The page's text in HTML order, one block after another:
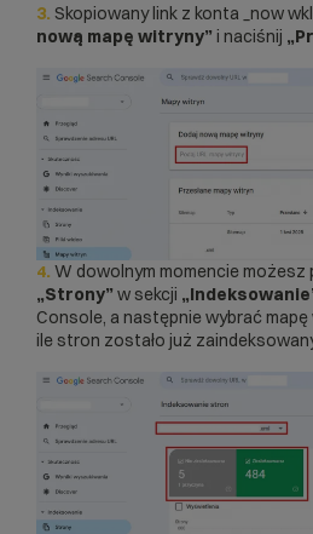
3. Skopiowany link z konta _now
nową mapę witryny” i naciśnij
4. W dowolnym momencie możesz
„Strony” w sekcji
Console, a następnie wybrać
ile stron zostało już